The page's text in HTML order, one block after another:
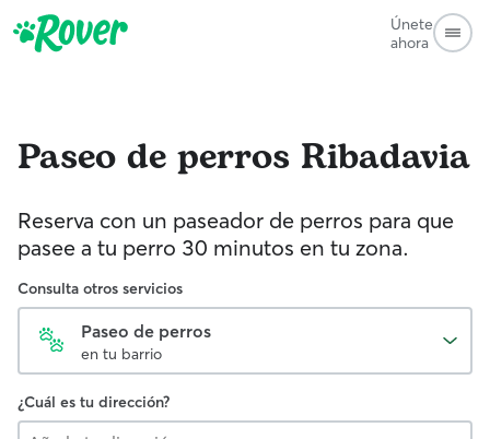
Únete
ahora
Paseo de perros Ribadavia
Reserva con un paseador de perros para que
pasee a tu perro 30 minutos en tu zona.
Consulta otros servicios
Paseo de perros
en tu barrio
¿Cuál es tu dirección?